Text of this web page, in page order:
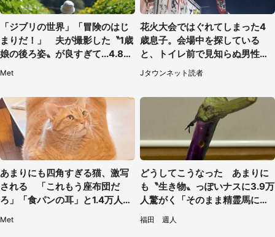
「ジブリの世界」「冒険のはじ
まりだ！」 夫が撮影した〝1歳
娘の後ろ姿〟が良すぎて...4.8万
Met
花火大会ではぐれてしまった4
歳息子。会場中を探している
と、トイレ前で見知らぬ男性に
（東京都・女性）
Jタウンネット読者
あまりにも四角すぎる猫、激写
される 「これもう座布団だ
ろ」「食パンの耳」と1.4万人困
Met
どうしてこうなった あまりに
も〝生き物〟っぽいナスに3.9万
人驚がく「そのまま精霊馬に使
えそう」
福田 週人